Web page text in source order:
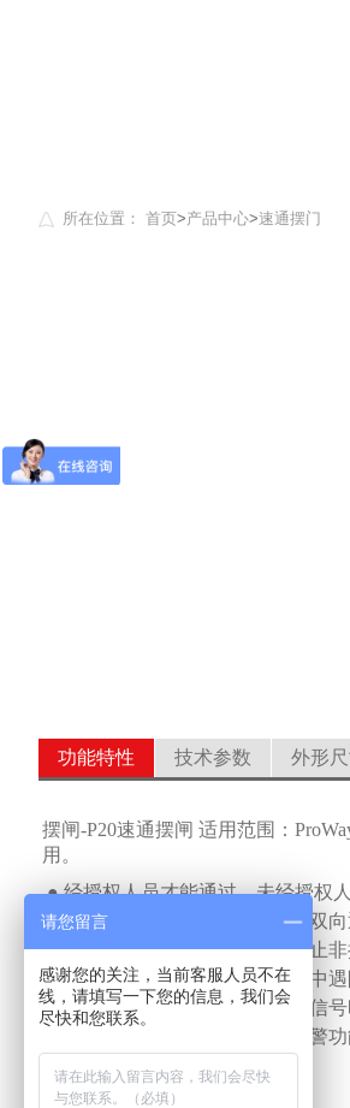
所在位置： 首页>产品中心>速通摆门
功能特性 技术参数 外形
摆闸-P20速通摆闸 适用范围：
用。
● 经授权人员才能通过，未经授权
● 常开、常闭模式灵活选择 ，可双
● 防尾随跟踪控制技术，严格防止
● 防夹功能，在门翼复位的过程中
● 防冲功能，在没有接收到开门信
具备自检测、自诊断、自动报警
远程控制管理功能
可联网运行，也可脱机运行
请您留言
感谢您的关注，当前客服人员不在
线，请填写一下您的信息，我们会
尽快和您联系。